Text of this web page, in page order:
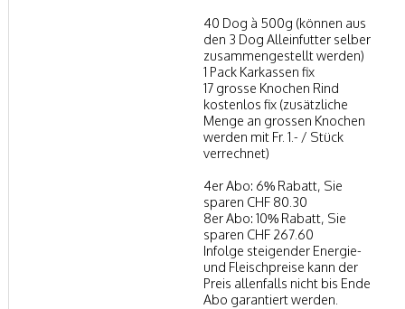
40 Dog à 500g (können aus
den 3 Dog Alleinfutter selber
zusammengestellt werden)
1 Pack Karkassen fix
17 grosse Knochen Rind
kostenlos fix (zusätzliche
Menge an grossen Knochen
werden mit Fr. 1.- / Stück
verrechnet)
4er Abo: 6% Rabatt, Sie
sparen CHF 80.30
8er Abo: 10% Rabatt, Sie
sparen CHF 267.60
Infolge steigender Energie-
und Fleischpreise kann der
Preis allenfalls nicht bis Ende
Abo garantiert werden.